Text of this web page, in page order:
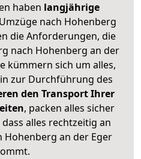
haben langjährige
nach Hohenberg
die Anforderungen, die
nach Hohenberg an der
kümmern sich um alles,
zur Durchführung des
den Transport Ihrer
, packen alles sicher
alles rechtzeitig an
an der Eger